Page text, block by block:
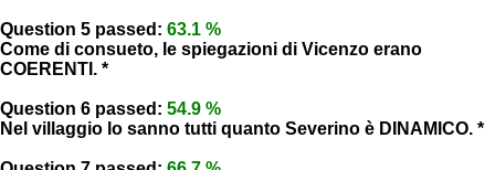
Question 5 passed: 63.1 %
Come di consueto, le spiegazioni di Vicenzo erano
COERENTI. *
Question 6 passed: 54.9 %
Nel villaggio lo sanno tutti quanto Severino è DINAMICO. *